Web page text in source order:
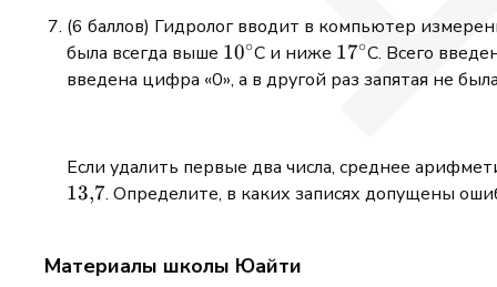
(6 баллов) Гидролог вводит в компьютер
была всегда выше 10^\circ
10∘C и ниже 17^\circ
17∘C. Всего
введена цифра «0», а в другой раз запятая не
Если удалить первые два числа, среднее
13,7. Определите, в каких записях допущены
Материалы школы Юайти